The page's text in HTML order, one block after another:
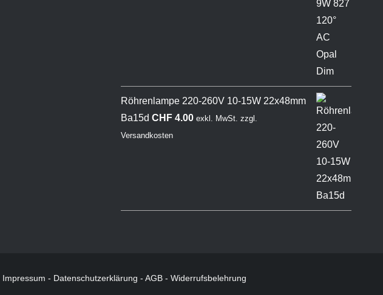
Röhrenlampe 220-260V 10-15W 22x48mm
Ba15d CHF4.00 exkl. MwSt. zzgl.
Versandkosten
Impressum - Datenschutzerklärung - AGB- Widerrufsbelehrung